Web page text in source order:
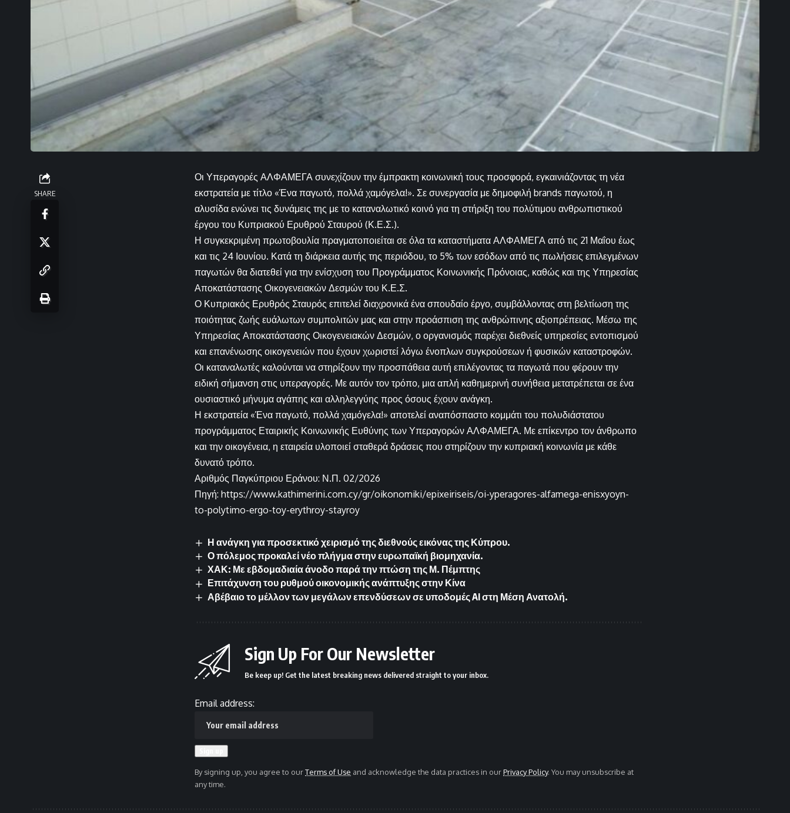
SHARE
Οι Υπεραγορές ΑΛΦΑΜΕΓΑ συνεχίζουν την έμπρακτη κοινωνική τους προσφορά, εγκαινιάζοντας τη νέα
εκστρατεία με τίτλο «Ένα παγωτό, πολλά χαμόγελα!». Σε συνεργασία με δημοφιλή brands παγωτού, η
αλυσίδα ενώνει τις δυνάμεις της με το καταναλωτικό κοινό για τη στήριξη του πολύτιμου ανθρωπιστικού
έργου του Κυπριακού Ερυθρού Σταυρού (Κ.Ε.Σ.).
Η συγκεκριμένη πρωτοβουλία πραγματοποιείται σε όλα τα καταστήματα ΑΛΦΑΜΕΓΑ από τις 21 Μαΐου έως
και τις 24 Ιουνίου. Κατά τη διάρκεια αυτής της περιόδου, το 5% των εσόδων από τις πωλήσεις επιλεγμένων
παγωτών θα διατεθεί για την ενίσχυση του Προγράμματος Κοινωνικής Πρόνοιας, καθώς και της Υπηρεσίας
Αποκατάστασης Οικογενειακών Δεσμών του Κ.Ε.Σ.
Ο Κυπριακός Ερυθρός Σταυρός επιτελεί διαχρονικά ένα σπουδαίο έργο, συμβάλλοντας στη βελτίωση της
ποιότητας ζωής ευάλωτων συμπολιτών μας και στην προάσπιση της ανθρώπινης αξιοπρέπειας. Μέσω της
Υπηρεσίας Αποκατάστασης Οικογενειακών Δεσμών, ο οργανισμός παρέχει διεθνείς υπηρεσίες εντοπισμού
και επανένωσης οικογενειών που έχουν χωριστεί λόγω ένοπλων συγκρούσεων ή φυσικών καταστροφών.
Οι καταναλωτές καλούνται να στηρίξουν την προσπάθεια αυτή επιλέγοντας τα παγωτά που φέρουν την
ειδική σήμανση στις υπεραγορές. Με αυτόν τον τρόπο, μια απλή καθημερινή συνήθεια μετατρέπεται σε ένα
ουσιαστικό μήνυμα αγάπης και αλληλεγγύης προς όσους έχουν ανάγκη.
Η εκστρατεία «Ένα παγωτό, πολλά χαμόγελα!» αποτελεί αναπόσπαστο κομμάτι του πολυδιάστατου
προγράμματος Εταιρικής Κοινωνικής Ευθύνης των Υπεραγορών ΑΛΦΑΜΕΓΑ. Με επίκεντρο τον άνθρωπο
και την οικογένεια, η εταιρεία υλοποιεί σταθερά δράσεις που στηρίζουν την κυπριακή κοινωνία με κάθε
δυνατό τρόπο.
Αριθμός Παγκύπριου Εράνου: Ν.Π. 02/2026
Πηγή: https://www.kathimerini.com.cy/gr/oikonomiki/epixeiriseis/oi-yperagores-alfamega-enisxyoyn-
to-polytimo-ergo-toy-erythroy-stayroy
Η ανάγκη για προσεκτικό χειρισμό της διεθνούς εικόνας της Κύπρου.
Ο πόλεμος προκαλεί νέο πλήγμα στην ευρωπαϊκή βιομηχανία.
ΧΑΚ: Με εβδομαδιαία άνοδο παρά την πτώση της Μ. Πέμπτης
Επιτάχυνση του ρυθμού οικονομικής ανάπτυξης στην Κίνα
Αβέβαιο το μέλλον των μεγάλων επενδύσεων σε υποδομές AI στη Μέση Ανατολή.
Sign Up For Our Newsletter
Be keep up! Get the latest breaking news delivered straight to your inbox.
Email address:
By signing up, you agree to ourTerms of Use and acknowledge the data practices in ourPrivacy Policy. You may unsubscribe at
any time.